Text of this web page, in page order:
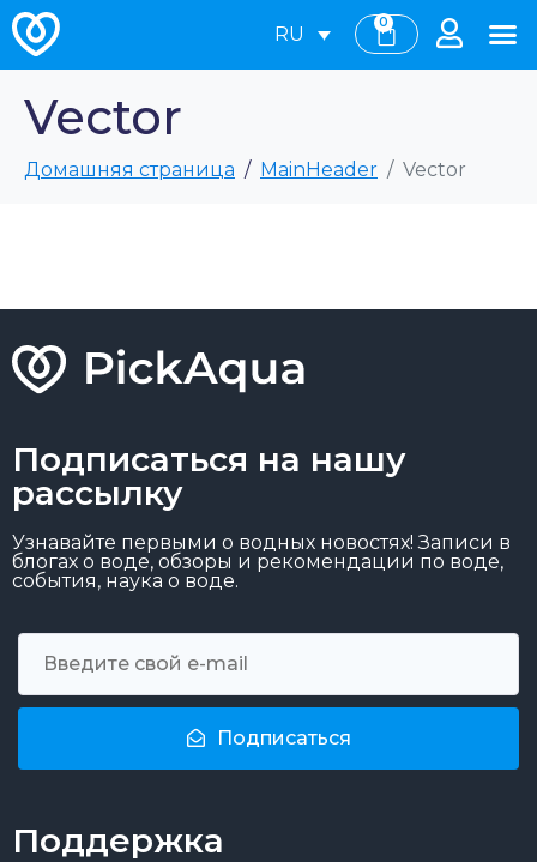
RU
0
Vector
Домашняя страница MainHeader Vector
Подписаться на нашу
рассылку
Узнавайте первыми о водных новостях! Записи в
блогах о воде, обзоры и рекомендации по воде,
события, наука о воде.
Подписаться
Поддержка